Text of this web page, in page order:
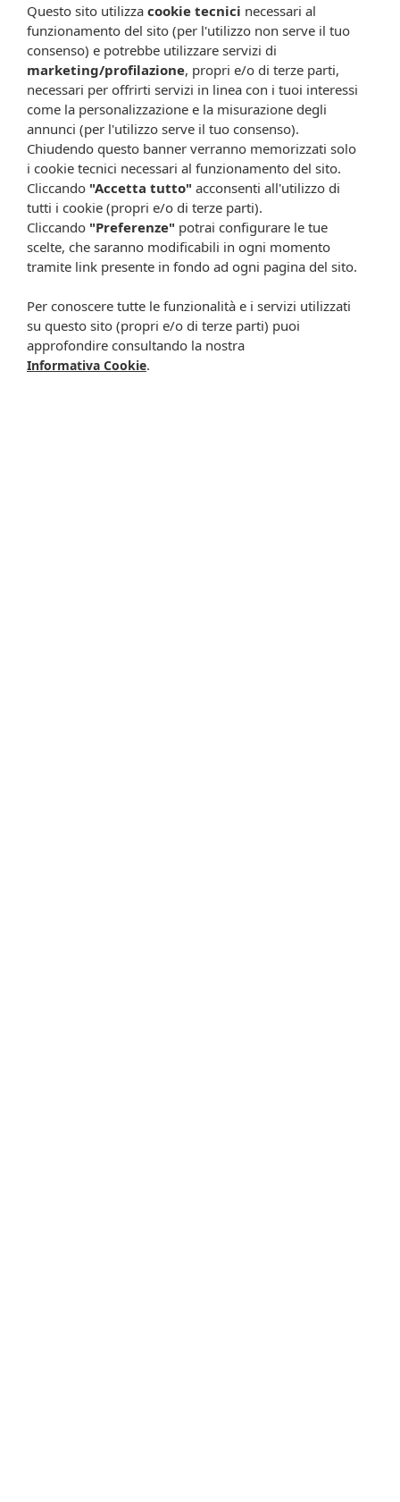
Resta in contatto:(informativa sulla privacy)
Presta il consenso al trattamento dei propri dati da
parte di Farmacia Cavalieri per finalità di invio,
attraverso e-mail, SMS, MMS, fax ed altri mezzi
automatizzati o tradizionali (come telefonate con
operatore), di materiale pubblicitario, promozionale, di
comunicazione commerciale, di compimento di ricerche
di mercato e di vendita diretta in relazione a prodotti o
servizi di Farmacia Cavalieri.
Presta il consenso per attività di profilazione al fine di
meglio specificate nell’informativa.
Iscrivimi
Questo sito utilizza cookie tecnici necessari al
funzionamento del sito (per l'utilizzo non serve il tuo
consenso) e potrebbe utilizzare servizi di
marketing/profilazione, propri e/o di terze parti,
necessari per offrirti servizi in linea con i tuoi interessi
come la personalizzazione e la misurazione degli
annunci (per l'utilizzo serve il tuo consenso).
Chiudendo questo banner verranno memorizzati solo
i cookie tecnici necessari al funzionamento del sito.
Cliccando "Accetta tutto" acconsenti all'utilizzo di
tutti i cookie (propri e/o di terze parti).
Cliccando "Preferenze" potrai configurare le tue
scelte, che saranno modificabili in ogni momento
tramite link presente in fondo ad ogni pagina del sito.
Per conoscere tutte le funzionalità e i servizi utilizzati
su questo sito (propri e/o di terze parti) puoi
approfondire consultando la nostra
Informativa Cookie.